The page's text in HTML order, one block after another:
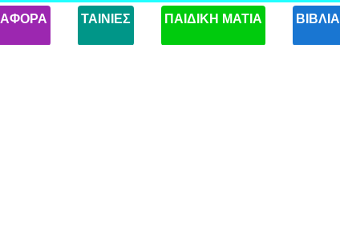
ΤΑΙΝΙΕΣ ΠΑΙΔΙΚΗ ΜΑΤΙΑ ΒΙΒΛΙΑ